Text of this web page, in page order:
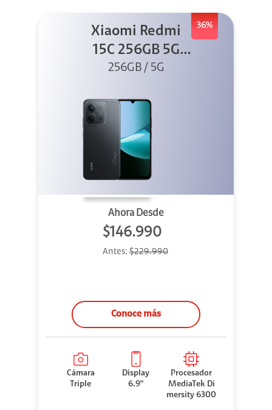
36%
Xiaomi Redmi
15C 256GB 5G
Negro
256GB / 5G
Ahora Desde
$146.990
Antes:$229.990
Conoce más
Cámara
Triple
Display
6.9"
Procesador
MediaTek Di
mersity 6300